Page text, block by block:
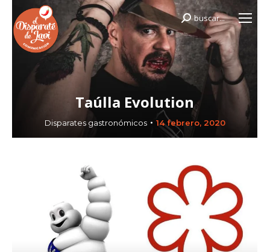
Buscar:
buscar...
Taúlla Evolution
Disparates gastronómicos 14 febrero, 2020